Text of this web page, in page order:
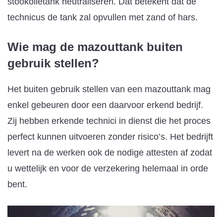
technicus de tank zal opvullen met zand of hars.
Wie mag de mazouttank buiten
gebruik stellen?
Het buiten gebruik stellen van een mazouttank mag
enkel gebeuren door een daarvoor erkend bedrijf.
Zij hebben erkende technici in dienst die het proces
perfect kunnen uitvoeren zonder risico’s. Het bedrijft
levert na de werken ook de nodige attesten af zodat
u wettelijk en voor de verzekering helemaal in orde
bent.